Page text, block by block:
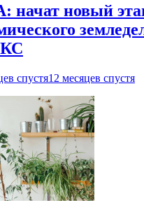
начат новый
спустя12 месяцев спустя